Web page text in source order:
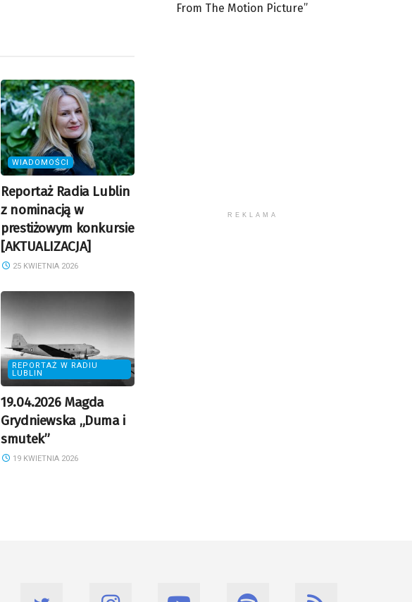
WIADOMOŚCI
Reportaż Radia Lublin
z nominacją w
prestiżowym konkursie
[AKTUALIZACJA]
25 KWIETNIA 2026
REPORTAŻ W RADIU
LUBLIN
19.04.2026 Magda
Grydniewska „Duma i
smutek”
19 KWIETNIA 2026
From The Motion Picture”
REKLAMA